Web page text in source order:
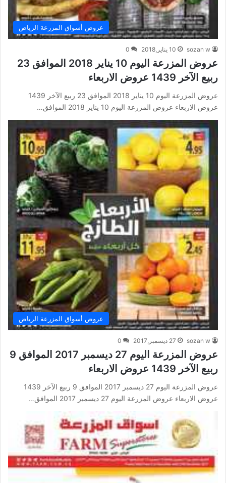
عروض أسواق المزرعة الرياض
sozan w 10 يناير,2018 0
عروض المزرعة اليوم 10 يناير 2018 الموافق 23
ربيع الآخر 1439 عروض الاربعاء
عروض المزرعة اليوم 10 يناير 2018 الموافق 23 ربيع الآخر 1439
عروض الاربعاء عروض المزرعة اليوم 10 يناير 2018 الموافق…
عروض أسواق المزرعة الرياض
sozan w 27 ديسمبر,2017 0
عروض المزرعة اليوم 27 ديسمبر 2017 الموافق 9
ربيع الآخر 1439 عروض الاربعاء
عروض المزرعة اليوم 27 ديسمبر 2017 الموافق 9 ربيع الآخر 1439
عروض الاربعاء عروض المزرعة اليوم 27 ديسمبر 2017 الموافق…